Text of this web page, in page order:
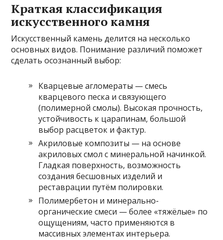
Краткая классификация
искусственного камня
Искусственный камень делится на несколько
основных видов. Понимание различий поможет
сделать осознанный выбор:
Кварцевые агломераты — смесь
кварцевого песка и связующего
(полимерной смолы). Высокая прочность,
устойчивость к царапинам, большой
выбор расцветок и фактур.
Акриловые композиты — на основе
акриловых смол с минеральной начинкой.
Гладкая поверхность, возможность
создания бесшовных изделий и
реставрации путём полировки.
Полимербетон и минерально-
органические смеси — более «тяжёлые» по
ощущениям, часто применяются в
массивных элементах интерьера.